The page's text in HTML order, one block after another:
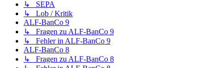
↳ SEPA
↳ Lob / Kritik
ALF-BanCo 9
↳ Fragen zu ALF-BanCo 9
↳ Fehler in ALF-BanCo 9
ALF-BanCo 8
↳ Fragen zu ALF-BanCo 8